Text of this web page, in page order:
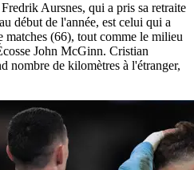
Aursnes, qui a pris sa retraite
début de l'année, est celui qui a
matches (66), tout comme le milieu
John McGinn. Cristian
nombre de kilomètres à l'étranger,